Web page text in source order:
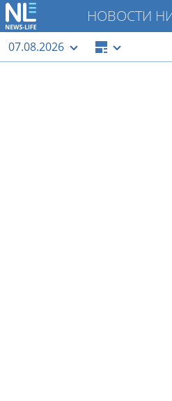
НОВОСТИ
07.08.2026